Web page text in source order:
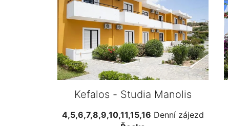
Kefalos - Studia Manolis
4,5,6,7,8,9,10,11,15,16 Denní zájezd